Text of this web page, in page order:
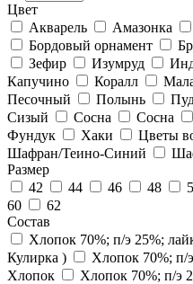
Цвет
Акварель
Амазонка
Бордовый орнамент
Зефир
Изумруд
Капучино
Коралл
Песочный
Полынь
Сизый
Сосна Сосна
Фундук
Хаки Цветы
Шафран/Теино-Синий
Размер
42
44 46 48
60
62
Состав
Хлопок 70%; п/э 25%;
Кулирка )
Хлопок 70%; п/
Хлопок
Хлопок 70%; п/э